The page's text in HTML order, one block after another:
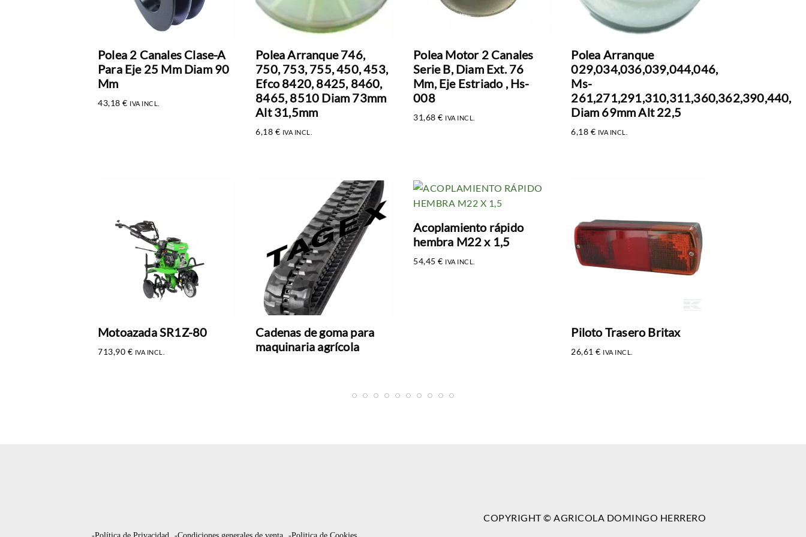
Polea 2 Canales Clase-A
Para Eje 25 Mm Diam 90
Mm
43,18 € IVA INCL.
Polea Arranque 746,
750, 753, 755, 450, 453,
Efco 8420, 8425, 8460,
8465, 8510 Diam 73mm
Alt 31,5mm
6,18 € IVA INCL.
Polea Motor 2 Canales
Serie B, Diam Ext. 76
Mm, Eje Estriado , Hs-
008
31,68€ IVA INCL.
Polea Arranque
029,034,036,039,044,046,
Ms-
261,271,291,310,311,360,362,390,440,
Diam 69mm Alt 22,5
6,18 € IVA INCL.
Motoazada SR1Z-80
713,90 € IVA INCL.
Cadenas de goma para
maquinaria agrícola
Acoplamiento rápido
hembra M22 x 1,5
54,45€ IVA INCL.
Piloto Trasero Britax
26,61€ IVA INCL.
COPYRIGHT © AGRICOLA DOMINGO HERRERO